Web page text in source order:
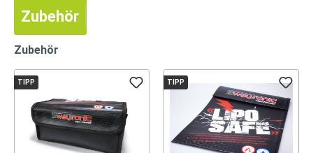
Zubehör
Zubehör
TIPP TIPP